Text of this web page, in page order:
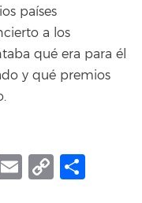
países
a los
qué era para él
y qué premios
Email
Copy